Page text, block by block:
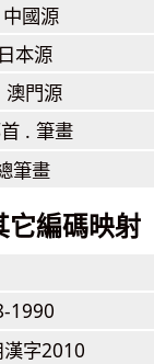
中國源
日本源
澳門源
. 筆畫
筆畫
編碼映射
1990
漢字2010